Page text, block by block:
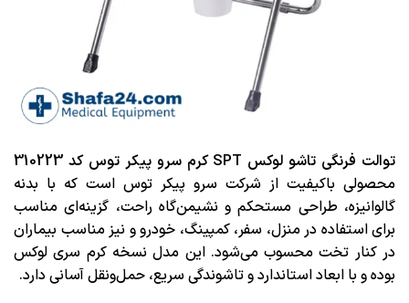
توالت فرنگی تاشو لوکس SPT کرم سرو پیکر توس کد 310223
محصولی باکیفیت از شرکت سرو پیکر توس است که با بدنه
گالوانیزه، طراحی مستحکم و نشیمن‌گاه راحت، گزینه‌ای مناسب
برای استفاده در منزل، سفر، کمپینگ، خودرو و نیز مناسب بیماران
در کنار تخت محسوب می‌شود. این مدل نسخه کرم‌ سری لوکس
بوده و با ابعاد استاندارد و تاشوندگی سریع، حمل‌ونقل آسانی دارد.